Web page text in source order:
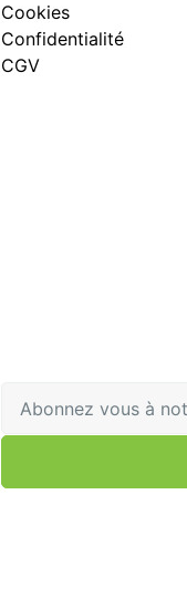
Cookies
Confidentialité
CGV